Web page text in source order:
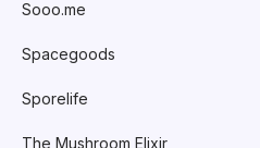
Sooo.me
Spacegoods
Sporelife
The Mushroom Elixir